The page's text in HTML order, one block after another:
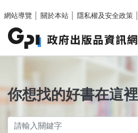
網站導覽
關於本站 隱私權及安全政策
你想找的好書在這裡